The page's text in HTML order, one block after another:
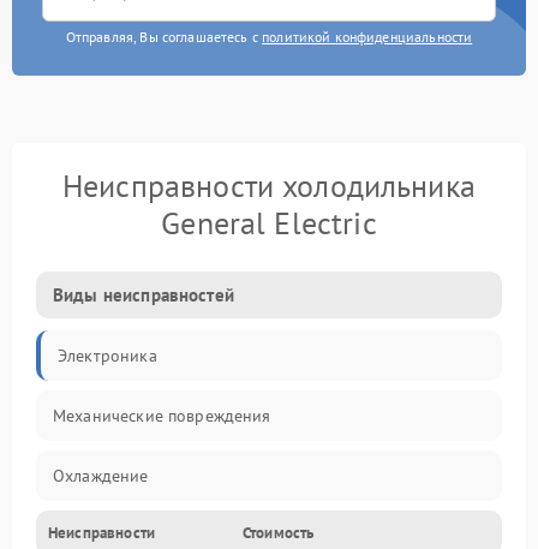
Отправляя, Вы соглашаетесь с политикой конфиденциальности
Неисправности холодильника
General Electric
Виды неисправностей
Электроника
Механические повреждения
Охлаждение
Механика
Неисправности Стоимость